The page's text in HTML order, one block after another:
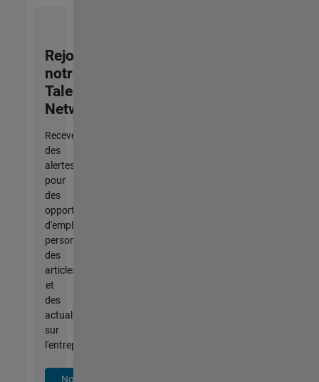
Rejoignez
notre
Talent
Network
Recevez
des
alertes
pour
des
opportunités
d'emploi
personnalisées,
des
articles
et
des
actualités
sur
l'entreprise.
Nous